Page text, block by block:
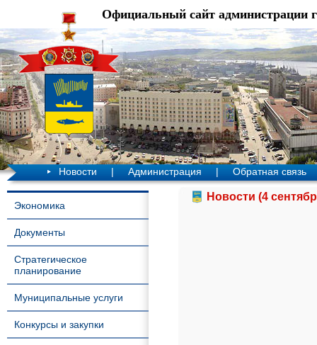
Официальный сайт администрации
Новости | Администрация | Обратная связь
Экономика
Документы
Стратегическое
планирование
Муниципальные услуги
Конкурсы и закупки
Новости (4